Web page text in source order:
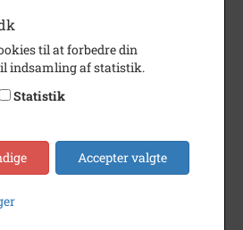
1908
Ukendt
Sogn (1000-2050)
Faxe Sogn (1000-2050)
til at forbedre din
indsamling af statistik.
Statistik
Accepter valgte